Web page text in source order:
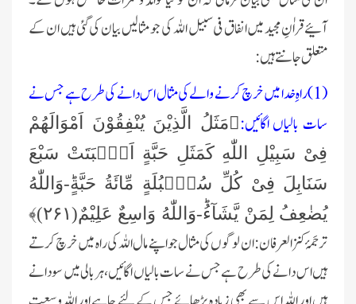
آئیے قراٰنِ مجید میں انفاق فی سبیل اللہ کی جو مثالیں بیان کی گئی ہیں ان کے
متعلق ‏جانتے ہیں: ‏
(1)راہِ خدا میں خرچ کرنے والے کی مثال اس دانے کی طرح ہے جس نے
سات بالیاں اگائیں:﴿مَثَلُ الَّذِیْنَ یُنْفِقُوْنَ ‏اَمْوَالَهُمْ
فِیْ سَبِیْلِ اللّٰهِ كَمَثَلِ حَبَّةٍ اَنْۢبَتَتْ سَبْعَ
سَنَابِلَ فِیْ كُلِّ سُنْۢبُلَةٍ مِّائَةُ حَبَّةٍؕ-وَاللّٰهُ
یُضٰعِفُ لِمَنْ یَّشَآءُؕ-وَاللّٰهُ وَاسِعٌ ‏عَلِیْمٌ(۲۶۱)﴾
ترجَمۂ کنزالعرفان: ان لوگوں کی مثال جو اپنے مال اللہ کی راہ میں خرچ کرتے
ہیں اس دانے کی طرح ہے جس نے سات ‏بالیاں اگائیں،ہر بالی میں سو دانے